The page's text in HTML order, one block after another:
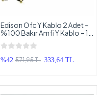
Edison Ofc Y Kablo 2 Adet –
%100 Bakır Amfi Y Kablo – 1
Dişi 2 Erkek Y Kablo – 2 Adet
%42 571,95 TL 333,64 TL